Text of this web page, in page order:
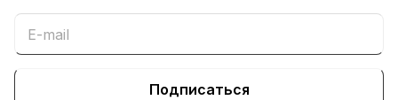
Подписаться